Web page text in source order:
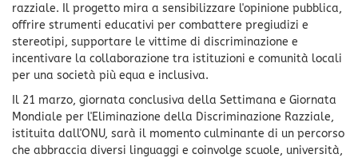
razziale. Il progetto mira a sensibilizzare l'opinione pubblica,
offrire strumenti educativi per combattere pregiudizi e
stereotipi, supportare le vittime di discriminazione e
incentivare la collaborazione tra istituzioni e comunità locali
per una società più equa e inclusiva.
Il 21 marzo, giornata conclusiva della Settimana e Giornata
Mondiale per l'Eliminazione della Discriminazione Razziale,
istituita dall'ONU, sarà il momento culminante di un percorso
che abbraccia diversi linguaggi e coinvolge scuole, università,